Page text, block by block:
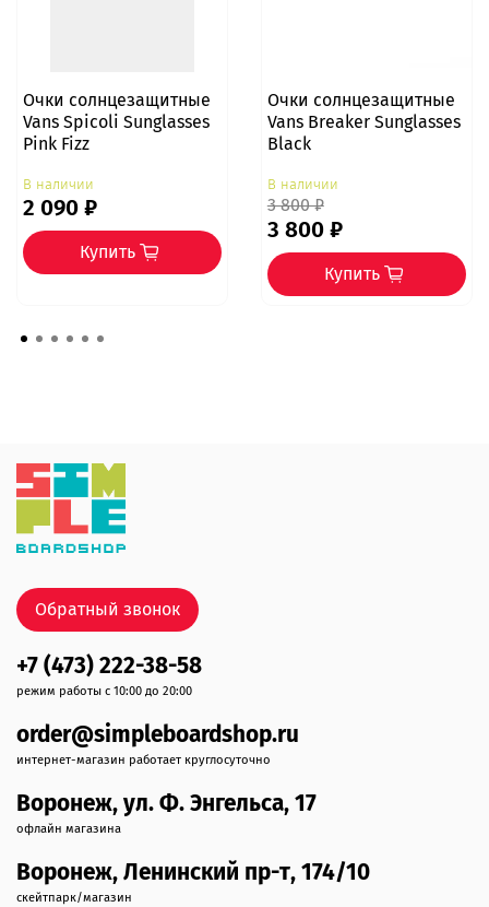
Очки солнцезащитные
Vans Spicoli Sunglasses
Pink Fizz
В наличии
2 090 ₽
Купить
Очки солнцезащитные
Vans Breaker Sunglasses
Black
В наличии
3 800 ₽
3 800 ₽
Купить
+7 (473) 222-38-58
режим работы с 10:00 до 20:00
order@simpleboardshop.ru
интернет-магазин работает круглосуточно
Воронеж, ул. Ф. Энгельса, 17
офлайн магазина
Воронеж, Ленинский пр-т, 174/10
скейтпарк/магазин
Обратный звонок